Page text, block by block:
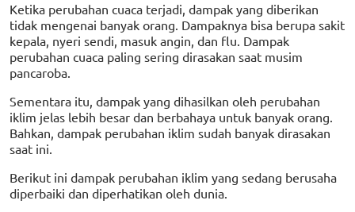
Ketika perubahan cuaca terjadi, dampak yang diberikan
tidak mengenai banyak orang. Dampaknya bisa berupa sakit
kepala, nyeri sendi, masuk angin, dan flu. Dampak
perubahan cuaca paling sering dirasakan saat musim
pancaroba.
Sementara itu, dampak yang dihasilkan oleh perubahan
iklim jelas lebih besar dan berbahaya untuk banyak orang.
Bahkan, dampak perubahan iklim sudah banyak dirasakan
saat ini.
Berikut ini dampak perubahan iklim yang sedang berusaha
diperbaiki dan diperhatikan oleh dunia.